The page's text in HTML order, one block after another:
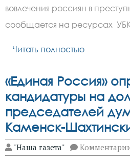
вовлечения россиян в
сообщается на ресурсах
Читать полностью
«Единая Россия»
кандидатуры на
председателей
Каменск-
"Наша газета"